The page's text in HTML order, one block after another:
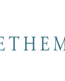
investigación